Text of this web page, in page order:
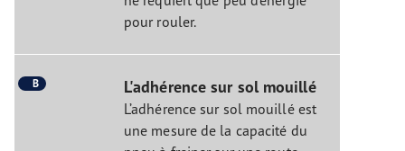
pour rouler.
B L'adhérence sur sol mouillé
L’adhérence sur sol mouillé est
une mesure de la capacité du